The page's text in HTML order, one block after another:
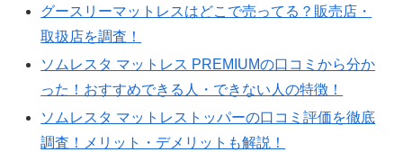
グースリーマットレスはどこで売ってる？販売店・
取扱店を調査！
ソムレスタ マットレス PREMIUMの口コミから分か
った！おすすめできる人・できない人の特徴！
ソムレスタ マットレストッパーの口コミ評価を徹底
調査！メリット・デメリットも解説！